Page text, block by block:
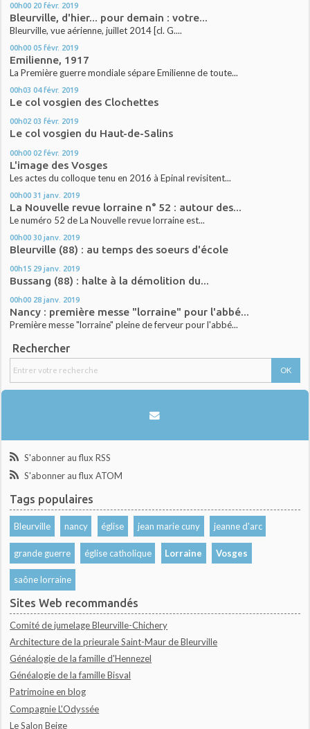
00h00 20 févr. 2019
Bleurville, d'hier... pour demain : votre...
Bleurville, vue aérienne, juillet 2014 [cl. G....
00h00 05 févr. 2019
Emilienne, 1917
La Première guerre mondiale sépare Emilienne de toute...
00h03 04 févr. 2019
Le col vosgien des Clochettes
00h02 03 févr. 2019
Le col vosgien du Haut-de-Salins
00h00 02 févr. 2019
L'image des Vosges
Les actes du colloque tenu en 2016 à Epinal revisitent...
00h00 31 janv. 2019
La Nouvelle revue lorraine n° 52 : autour des...
Le numéro 52 de La Nouvelle revue lorraine est...
00h00 30 janv. 2019
Bleurville (88) : au temps des soeurs d'école
00h15 29 janv. 2019
Bussang (88) : halte à la démolition du...
00h00 28 janv. 2019
Nancy : première messe "lorraine" pour l'abbé...
Première messe "lorraine" pleine de ferveur pour l'abbé...
Rechercher
S'abonner au flux RSS
S'abonner au flux ATOM
Tags populaires
Bleurville nancy église jean marie cuny jeanne d'arc
grande guerre église catholique Lorraine Vosges
saône lorraine
Sites Web recommandés
Comité de jumelage Bleurville-Chichery
Architecture de la prieurale Saint-Maur de Bleurville
Généalogie de la famille d'Hennezel
Généalogie de la famille Bisval
Patrimoine en blog
Compagnie L'Odyssée
Le Salon Beige